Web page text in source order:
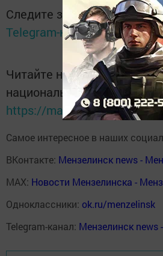
Следите за самым
Telegram-каналеТатмедиа
Читайте новости
национальном
https://max.ru/tatmedia
Самое интересное в наших
ВКонтакте: Мензелинск news -
MAX: Новости Мензелинска -
Одноклассники: ok.ru/menzelinsk
Telegram-канал: Мензелинск